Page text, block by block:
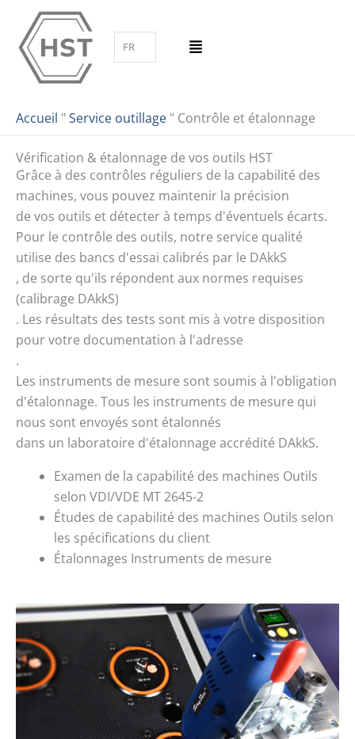
contenu
FR
Accueil "Service outillage " Contrôle et étalonnage
Vérification & étalonnage de vos outils HST
Grâce à des contrôles réguliers de la capabilité des
machines, vous pouvez maintenir la précision
de vos outils et détecter à temps d'éventuels écarts.
Pour le contrôle des outils, notre service qualité
utilise des bancs d'essai calibrés par le DAkkS
, de sorte qu'ils répondent aux normes requises
(calibrage DAkkS)
. Les résultats des tests sont mis à votre disposition
pour votre documentation à l'adresse
.
Les instruments de mesure sont soumis à l'obligation
d'étalonnage. Tous les instruments de mesure qui
nous sont envoyés sont étalonnés
dans un laboratoire d'étalonnage accrédité DAkkS.
Examen de la capabilité des machines Outils
selon VDI/VDE MT 2645-2
Études de capabilité des machines Outils selon
les spécifications du client
Étalonnages Instruments de mesure